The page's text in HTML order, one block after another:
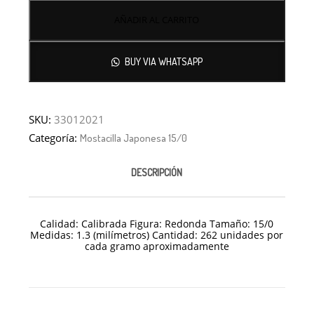
BUY VIA WHATSAPP
SKU:33012021
Categoría:Mostacilla Japonesa 15/0
DESCRIPCIÓN
Calidad: Calibrada Figura: Redonda Tamaño: 15/0
Medidas: 1.3 (milímetros) Cantidad: 262 unidades por
cada gramo aproximadamente